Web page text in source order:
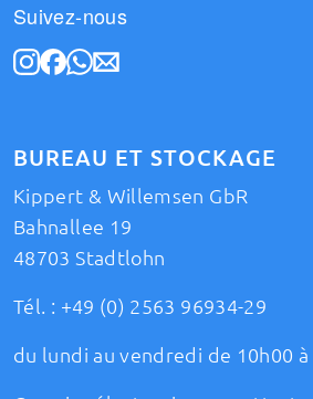
Suivez-nous
BUREAU ET STOCKAGE
Kippert & Willemsen GbR
Bahnallee 19
48703 Stadtlohn
Tél. : +49 (0) 2563 96934-29
du lundi au vendredi de 10h00 à